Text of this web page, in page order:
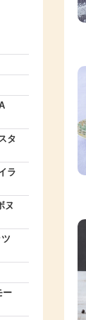
タ
ラ
ヌ
ー